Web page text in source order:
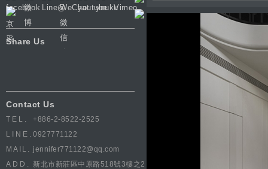
Share Us
Contact Us
TEL.
+886-2-8522-2525
LINE. 0927771122
MAIL. jennifer771122@qq.com
ADD.
新北市新莊區中原路518號3樓之2